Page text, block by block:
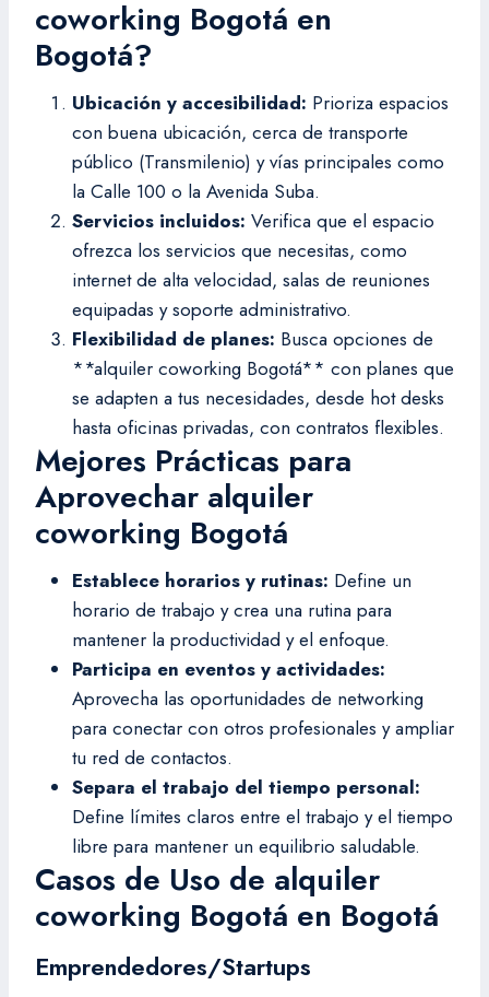
coworking Bogotá en
Bogotá?
Ubicación y accesibilidad: Prioriza espacios
con buena ubicación, cerca de transporte
público (Transmilenio) y vías principales como
la Calle 100 o la Avenida Suba.
Servicios incluidos: Verifica que el espacio
ofrezca los servicios que necesitas, como
internet de alta velocidad, salas de reuniones
equipadas y soporte administrativo.
Flexibilidad de planes: Busca opciones de
**alquiler coworking Bogotá** con planes que
se adapten a tus necesidades, desde hot desks
hasta oficinas privadas, con contratos flexibles.
Mejores Prácticas para
Aprovechar alquiler
coworking Bogotá
Establece horarios y rutinas: Define un
horario de trabajo y crea una rutina para
mantener la productividad y el enfoque.
Participa en eventos y actividades:
Aprovecha las oportunidades de networking
para conectar con otros profesionales y ampliar
tu red de contactos.
Separa el trabajo del tiempo personal:
Define límites claros entre el trabajo y el tiempo
libre para mantener un equilibrio saludable.
Casos de Uso de alquiler
coworking Bogotá en Bogotá
Emprendedores/Startups